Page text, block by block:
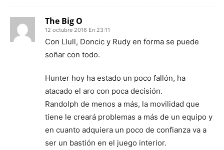
The Big O
12 octubre 2016 En 23:11
Con Llull, Doncic y Rudy en forma se puede
soñar con todo.
Hunter hoy ha estado un poco fallón, ha
atacado el aro con poca decisión.
Randolph de menos a más, la movilidad que
tiene le creará problemas a más de un equipo y
en cuanto adquiera un poco de confianza va a
ser un bastión en el juego interior.